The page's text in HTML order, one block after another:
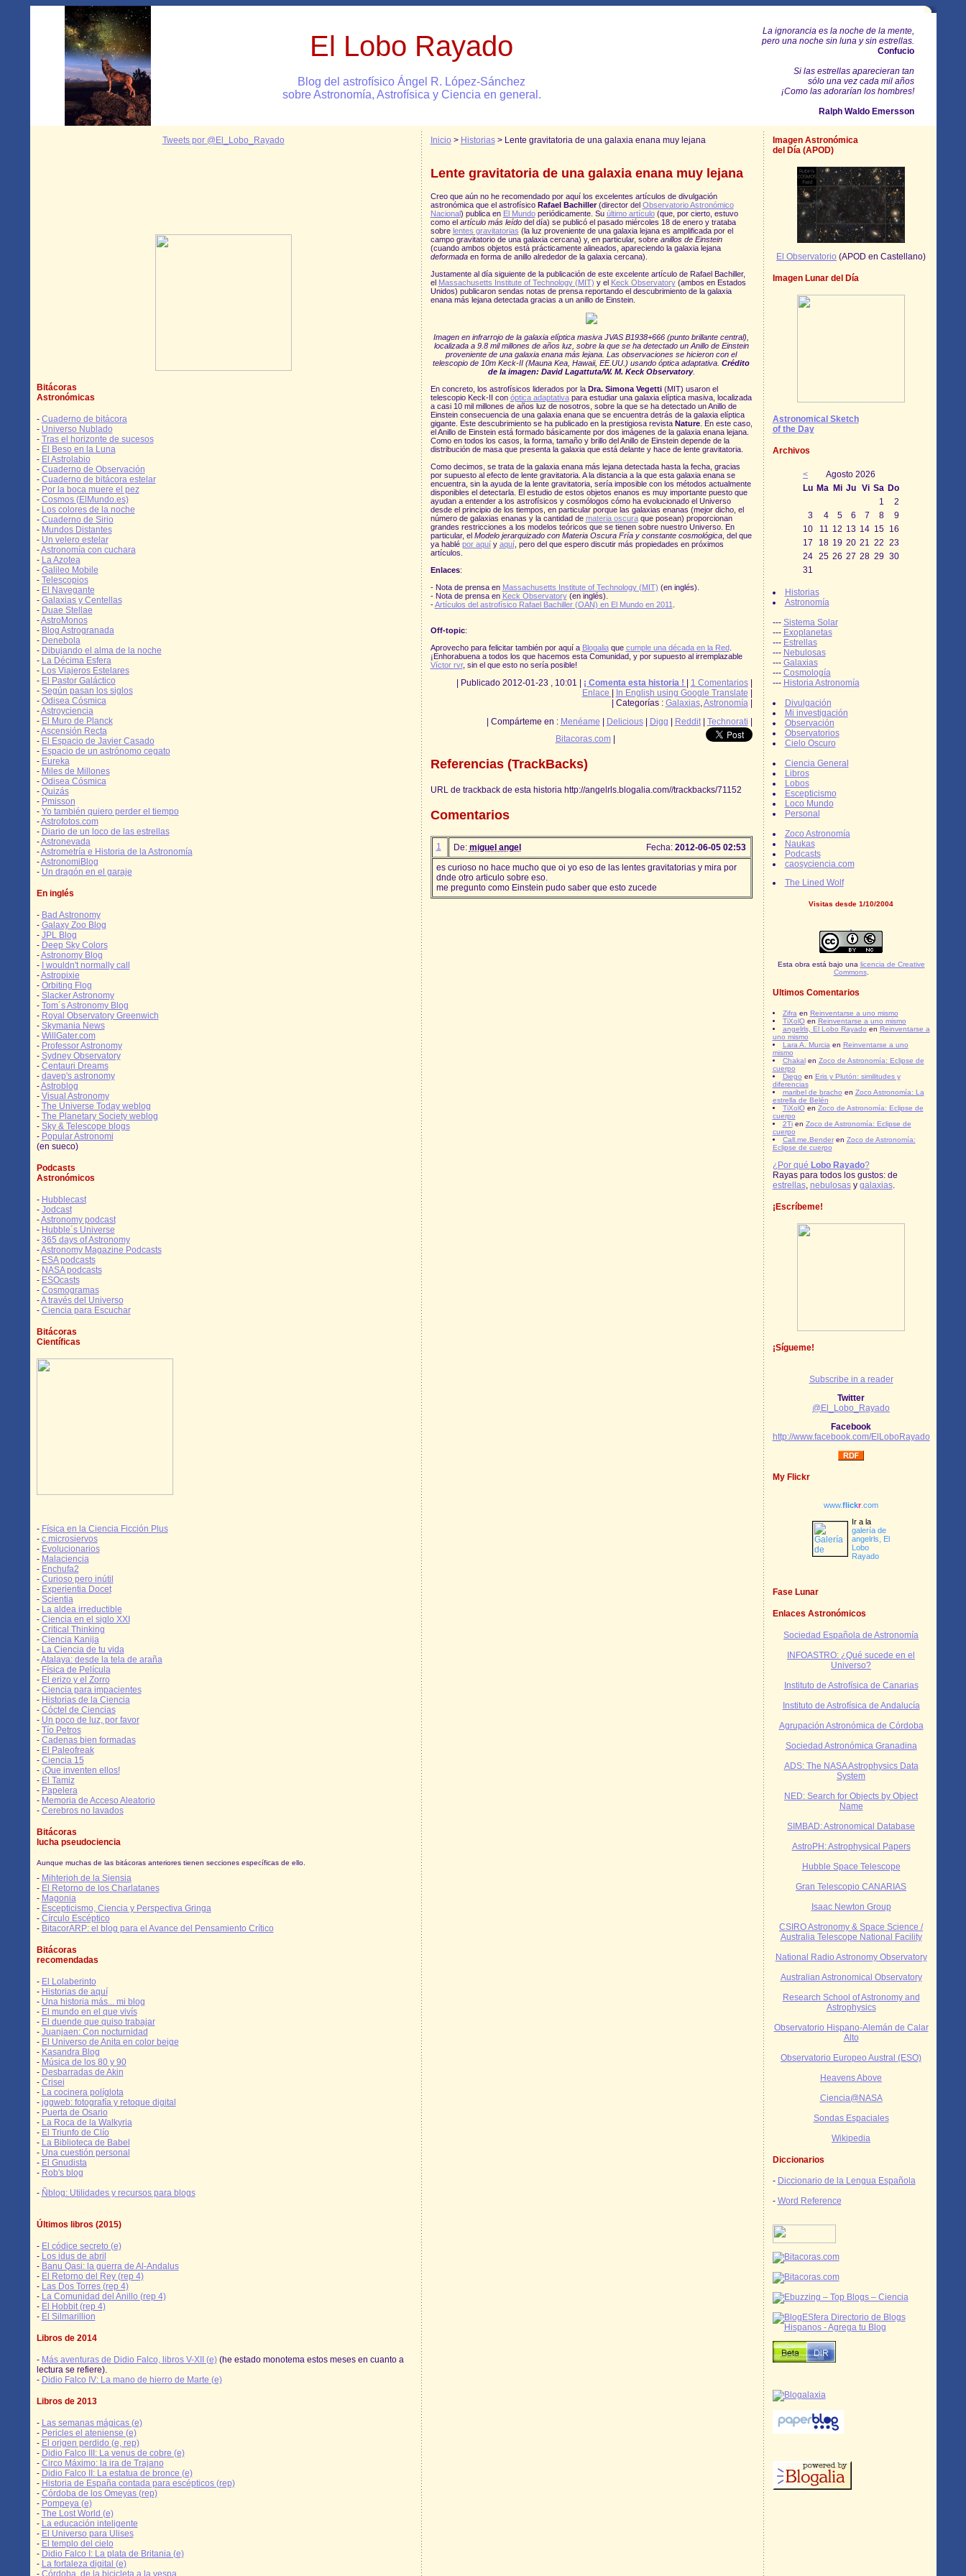
El Lobo Rayado
Blog del astrofísico Ángel R. López-Sánchez
sobre Astronomía, Astrofísica y Ciencia en general.
La ignorancia es la noche de la mente,
pero una noche sin luna y sin estrellas.
Confucio
Si las estrellas aparecieran tan
sólo una vez cada mil años
¡Como las adorarían los hombres!
Ralph Waldo Emersson
Tweets por @El_Lobo_Rayado
Bitácoras
Astronómicas
- Cuaderno de bitácora
- Universo Nublado
- Tras el horizonte de sucesos
- El Beso en la Luna
- El Astrolabio
- Cuaderno de Observación
- Cuaderno de bitácora estelar
- Por la boca muere el pez
- Cosmos (ElMundo.es)
- Los colores de la noche
- Cuaderno de Sirio
- Mundos Distantes
- Un velero estelar
-Astronomía con cuchara
- La Azotea
- Galileo Mobile
- Telescopios
- El Navegante
- Galaxias y Centellas
- Duae Stellae
-AstroMonos
- Blog Astrogranada
- Denebola
- Dibujando el alma de la noche
- La Décima Esfera
- Los Viajeros Estelares
- El Pastor Galáctico
- Según pasan los siglos
- Odisea Cósmica
-Astroyciencia
- El Muro de Planck
-Ascensión Recta
- El Espacio de Javier Casado
- Espacio de un astrónomo cegato
- Eureka
- Miles de Millones
- Odisea Cósmica
- Quizás
- Pmisson
- Yo también quiero perder el tiempo
-Astrofotos.com
- Diario de un loco de las estrellas
-Astronevada
-Astrometría e Historia de la Astronomía
-AstronomiBlog
- Un dragón en el garaje
En inglés
- Bad Astronomy
- Galaxy Zoo Blog
- JPL Blog
- Deep Sky Colors
-Astronomy Blog
- I wouldn't normally call
-Astropixie
- Orbiting Flog
- Slacker Astronomy
- Tom´s Astronomy Blog
- Royal Observatory Greenwich
- Skymania News
- WillGater.com
- Professor Astronomy
- Sydney Observatory
- Centauri Dreams
- davep's astronomy
-Astroblog
- Visual Astronomy
- The Universe Today weblog
- The Planetary Society weblog
- Sky & Telescope blogs
- Popular Astronomi
(en sueco)
Podcasts
Astronómicos
- Hubblecast
- Jodcast
-Astronomy podcast
- Hubble´s Universe
- 365 days of Astronomy
-Astronomy Magazine Podcasts
- ESA podcasts
- NASA podcasts
- ESOcasts
- Cosmogramas
-A través del Universo
- Ciencia para Escuchar
Bitácoras
Científicas
- Física en la Ciencia Ficción Plus
- c.microsiervos
- Evolucionarios
- Malaciencia
- Enchufa2
- Curioso pero inútil
- Experientia Docet
- Scientia
- La aldea irreductible
- Ciencia en el siglo XXI
- Critical Thinking
- Ciencia Kanija
- La Ciencia de tu vida
-Atalaya: desde la tela de araña
- Física de Película
- El erizo y el Zorro
- Ciencia para impacientes
- Historias de la Ciencia
- Cóctel de Ciencias
- Un poco de luz, por favor
- Tío Petros
- Cadenas bien formadas
- El Paleofreak
- Ciencia 15
- ¡Que inventen ellos!
- El Tamiz
- Papelera
- Memoria de Acceso Aleatorio
- Cerebros no lavados
Bitácoras
lucha pseudociencia
Aunque muchas de las bitácoras anteriores tienen secciones específicas de ello.
- Mihterioh de la Siensia
- El Retorno de los Charlatanes
- Magonia
- Escepticismo, Ciencia y Perspectiva Gringa
- Círculo Escéptico
- BitacorARP: el blog para el Avance del Pensamiento Crítico
Bitácoras
recomendadas
- El Lolaberinto
- Historias de aquí
- Una historia más... mi blog
- El mundo en el que vivís
- El duende que quiso trabajar
- Juanjaen: Con nocturnidad
- El Universo de Anita en color beige
- Kasandra Blog
- Música de los 80 y 90
- Desbarradas de Akin
- Crisei
- La cocinera políglota
- jggweb: fotografía y retoque digital
- Puerta de Osario
- La Roca de la Walkyria
- El Triunfo de Clío
- La Biblioteca de Babel
- Una cuestión personal
- El Gnudista
- Rob's blog
- Ñblog: Utilidades y recursos para blogs
Últimos libros (2015)
- El códice secreto (e)
- Los idus de abril
- Banu Qasi: la guerra de Al-Andalus
- El Retorno del Rey (rep 4)
- Las Dos Torres (rep 4)
- La Comunidad del Anillo (rep 4)
- El Hobbit (rep 4)
- El Silmarillion
Libros de 2014
- Más aventuras de Didio Falco, libros V-XII (e)(he estado monotema estos meses en cuanto a
lectura se refiere).
- Didio Falco IV: La mano de hierro de Marte (e)
Libros de 2013
- Las semanas mágicas (e)
- Pericles el ateniense (e)
- El origen perdido (e, rep)
- Didio Falco III: La venus de cobre (e)
- Circo Máximo: la ira de Trajano
- Didio Falco II: La estatua de bronce (e)
- Historia de España contada para escépticos (rep)
- Córdoba de los Omeyas (rep)
- Pompeya (e)
- The Lost World (e)
- La educación inteligente
- El Universo para Ulises
- El templo del cielo
- Didio Falco I: La plata de Britania (e)
- La fortaleza digital (e)
- Córdoba, de la bicicleta a la vespa
Inicio > Historias> Lente gravitatoria de una galaxia enana muy lejana
Lente gravitatoria de una galaxia enana muy lejana
Creo que aún no he recomendado por aquí los excelentes artículos de divulgación
astronómica que el astrofísico Rafael Bachiller(director del Observatorio Astronómico
Nacional) publica en El Mundoperiódicamente. Su último artículo(que, por cierto, estuvo
como el artículo más leídodel día) se publicó el pasado miércoles 18 de enero y trataba
sobre lentes gravitatorias (la luz proveniente de una galaxia lejana es amplificada por el
campo gravitatorio de una galaxia cercana) y, en particular, sobre anillos de Einstein
(cuando ambos objetos está prácticamente alineados, apareciendo la galaxia lejana
deformadaen forma de anillo alrededor de la galaxia cercana).
Justamente al día siguiente de la publicación de este excelente artículo de Rafael Bachiller,
el Massachusetts Institute of Technology (MIT) y el Keck Observatory(ambos en Estados
Unidos) publicaron sendas notas de prensa reportando el descubrimiento de la galaxia
enana más lejana detectada gracias a un anillo de Einstein.
Imagen en infrarrojo de la galaxia elíptica masiva JVAS B1938+666 (punto brillante central),
localizada a 9.8 mil millones de años luz, sobre la que se ha detectado un Anillo de Einstein
proveniente de una galaxia enana más lejana. Las observaciones se hicieron con el
telescopio de 10m Keck-II (Mauna Kea, Hawaii, EE.UU.) usando óptica adaptativa. Crédito
de la imagen: David Lagattuta/W. M. Keck Observatory.
En concreto, los astrofísicos liderados por la Dra. Simona Vegetti(MIT) usaron el
telescopio Keck-II con óptica adaptativapara estudiar una galaxia elíptica masiva, localizada
a casi 10 mil millones de años luz de nosotros, sobre la que se ha detectado un Anillo de
Einstein consecuencia de una galaxia enana que se encuentra detrás de la galaxia elíptica
gigante. Este descubrimiento se ha publicado en la prestigiosa revista Nature. En este caso,
el Anillo de Einstein está formado básicamente por dos imágenes de la galaxia enana lejana.
Como en todos los casos, la forma, tamaño y brillo del Anillo de Einstein depende de la
distribución de masa que presenta la galaxia que está delante y hace de lente gravitatoria.
Como decimos, se trata de la galaxia enana más lejana detectada hasta la fecha, gracias
por supuesto al efecto de lente gravitatoria. A la distancia a la que esta galaxia enana se
encuentra, sin la ayuda de la lente gravitatoria, sería imposible con los métodos actualmente
disponibles el detectarla. El estudio de estos objetos enanos es muy importante puesto que
ayudan a entender a los astrofísicos y cosmólogos cómo ha evolucionado el Universo
desde el principio de los tiempos, en particular porque las galaxias enanas (mejor dicho, el
número de galaxias enanas y la cantidad de materia oscuraque posean) proporcionan
grandes restricciones a los modelos teóricos que se tienen sobre nuestro Universo. En
particular, el Modelo jerarquizado con Materia Oscura Fría y constante cosmológica, del que
ya hablé por aquíy aquí, pero del que espero discutir más propiedades en próximos
artículos.
Enlaces:
- Nota de prensa en Massachusetts Institute of Technology (MIT) (en inglés).
- Nota de prensa en Keck Observatory(en inglés).
-Artículos del astrofísico Rafael Bachiller (OAN) en El Mundo en 2011
Off-topic:
Aprovecho para felicitar también por aquí a Blogaliaque cumple una década en la Red.
¡Enhorabuena a todos los que hacemos esta Comunidad, y por supuesto al irremplazable
Víctor rvr, sin el que esto no sería posible!
| Publicado 2012-01-23 , 10:01 | ¡ Comenta esta historia ! | 1 Comentarios|
Enlace | In English using Google Translate |
| Categorías : Galaxias,Astronomía|
| Compárteme en : Menéame | Delicious| Digg | Reddit | Technorati |
Bitacoras.com|
Referencias (TrackBacks)
URL de trackback de esta historia http://angelrls.blogalia.com//trackbacks/71152
Comentarios
1 De: miguel angel Fecha: 2012-06-05 02:53
es curioso no hace mucho que oi yo eso de las lentes gravitatorias y mira por
dnde otro articulo sobre eso.
me pregunto como Einstein pudo saber que esto zucede
Imagen Astronómica
del Día (APOD)
El Observatorio (APOD en Castellano)
Imagen Lunar del Día
Astronomical Sketch
of the Day
Archivos
<
Agosto 2026
Lu Ma Mi Ju Vi Sa Do
1
2
3
4 5 6 7 8
9
10
11 12 13 14 15 16
17
18 19 20 21 22 23
24 25 26 27 28 29 30
31
Historias
Astronomía
--- Sistema Solar
--- Exoplanetas
--- Estrellas
--- Nebulosas
--- Galaxias
--- Cosmología
--- Historia Astronomía
Divulgación
Mi investigación
Observación
Observatorios
Cielo Oscuro
Ciencia General
Libros
Lobos
Escepticismo
Loco Mundo
Personal
Zoco Astronomía
Naukas
Podcasts
caosyciencia.com
The Lined Wolf
Visitas desde 1/10/2004
Esta obra está bajo una licencia de Creative
Commons.
Ultimos Comentarios
Zifra en Reinventarse a uno mismo
TiXolOen Reinventarse a uno mismo
angelrls, El Lobo Rayado en Reinventarse a
uno mismo
Lara A. Murcia en Reinventarse a uno
mismo
Chakalen Zoco de Astronomía: Eclipse de
cuerpo
Diego en Eris y Plutón: similitudes y
diferencias
maribel de bracho en Zoco Astronomía: La
estrella de Belén
TiXolOen Zoco de Astronomía: Eclipse de
cuerpo
2Tien Zoco de Astronomía: Eclipse de
cuerpo
Call.me.Benderen Zoco de Astronomía:
Eclipse de cuerpo
¿Por qué Lobo Rayado?
Rayas para todos los gustos: de
estrellas, nebulosasy galaxias.
¡Escríbeme!
¡Sígueme!
Subscribe in a reader
Twitter
@El_Lobo_Rayado
Facebook
http://www.facebook.com/ElLoboRayado
My Flickr
www.flickr.com
Ir a la
galería de
angelrls, El
Lobo
Rayado
Fase Lunar
Enlaces Astronómicos
Sociedad Española de Astronomía
INFOASTRO: ¿Qué sucede en el
Universo?
Instituto de Astrofísica de Canarias
Instituto de Astrofísica de Andalucía
Agrupación Astronómica de Córdoba
Sociedad Astronómica Granadina
ADS: The NASA Astrophysics Data
System
NED: Search for Objects by Object
Name
SIMBAD: Astronomical Database
AstroPH: Astrophysical Papers
Hubble Space Telescope
Gran Telescopio CANARIAS
Isaac Newton Group
CSIRO Astronomy & Space Science /
Australia Telescope National Facility
National Radio Astronomy Observatory
Australian Astronomical Observatory
Research School of Astronomy and
Astrophysics
Observatorio Hispano-Alemán de Calar
Alto
Observatorio Europeo Austral (ESO)
Heavens Above
Ciencia@NASA
Sondas Espaciales
Wikipedia
Diccionarios
- Diccionario de la Lengua Española
- Word Reference